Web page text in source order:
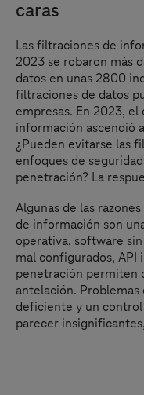
caras
Las filtraciones de
2023 se robaron más
datos en unas 2800
filtraciones de datos
empresas. En 2023,
información ascendió
¿Pueden evitarse las
enfoques de
penetración? La
Algunas de las
de información son
operativa, software
mal configurados, API
penetración permiten
antelación.
deficiente y un control
parecer